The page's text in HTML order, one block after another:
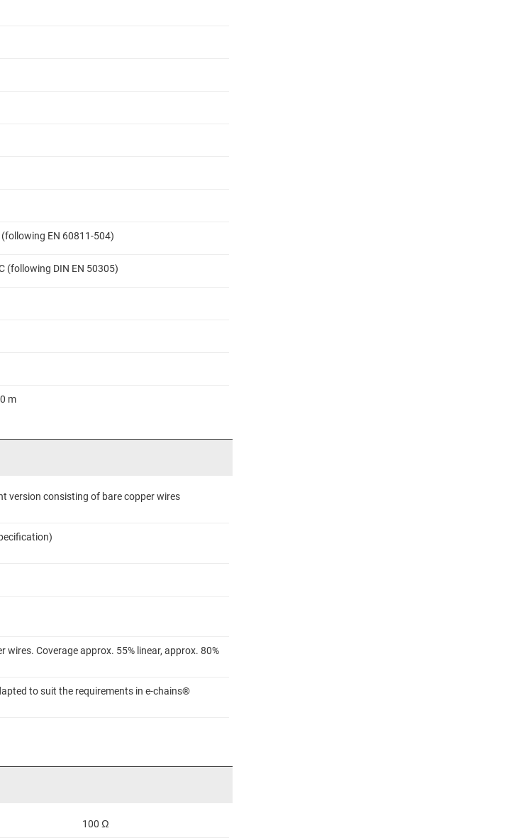
(following EN 60811-504)
(following DIN EN 50305)
m
version consisting of bare copper wires
Coverage approx. 55% linear, approx. 80%
to suit the requirements in e-chains®
100 Ω